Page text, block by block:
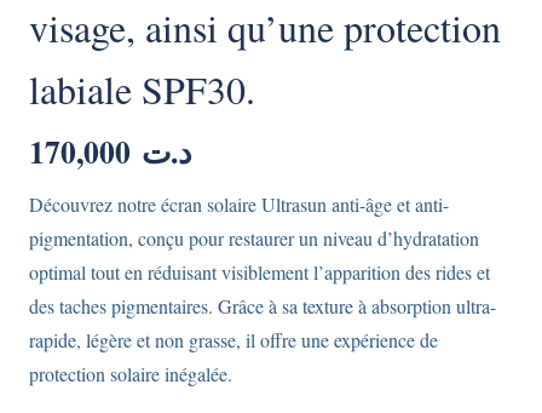
visage, ainsi qu’une protection
labiale SPF30.
د.ت
Découvrez notre écran solaire Ultrasun anti-âge et anti-
pigmentation, conçu pour restaurer un niveau d’hydratation
optimal tout en réduisant visiblement l’apparition des rides et
des taches pigmentaires. Grâce à sa texture à absorption ultra-
rapide, légère et non grasse, il offre une expérience de
protection solaire inégalée.